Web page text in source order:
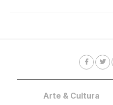
Arte & Cultura